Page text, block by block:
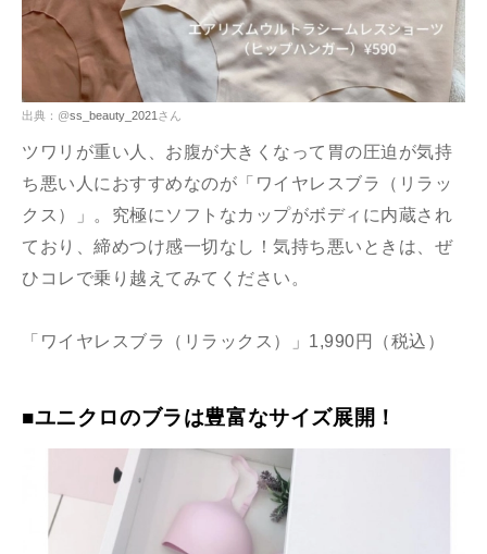
出典：@ss_beauty_2021 さん
ツワリが重い人、お腹が大きくなって胃の圧迫が気持
ち悪い人におすすめなのが「ワイヤレスブラ（リラッ
クス）」。究極にソフトなカップがボディに内蔵され
ており、締めつけ感一切なし！気持ち悪いときは、ぜ
ひコレで乗り越えてみてください。
「ワイヤレスブラ（リラックス）」1,990円（税込）
■ユニクロのブラは豊富なサイズ展開！